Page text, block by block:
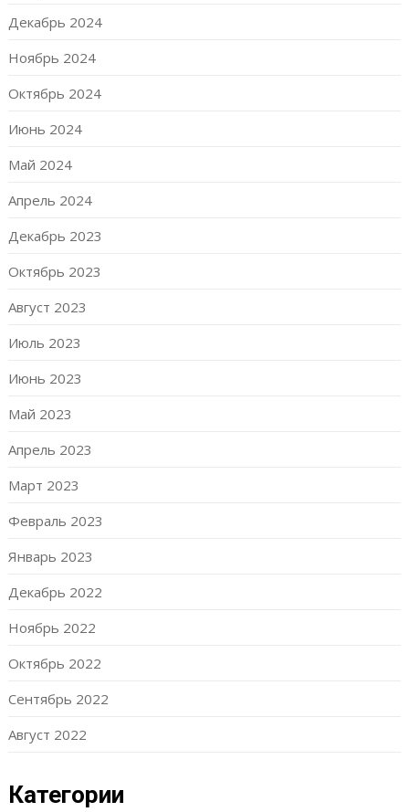
Декабрь 2024
Ноябрь 2024
Октябрь 2024
Июнь 2024
Май 2024
Апрель 2024
Декабрь 2023
Октябрь 2023
Август 2023
Июль 2023
Июнь 2023
Май 2023
Апрель 2023
Март 2023
Февраль 2023
Январь 2023
Декабрь 2022
Ноябрь 2022
Октябрь 2022
Сентябрь 2022
Август 2022
Категории